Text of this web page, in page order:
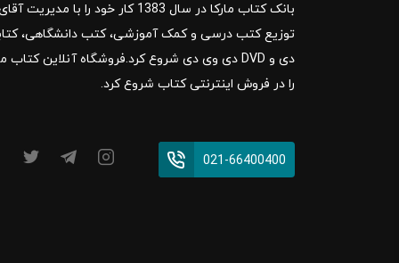
بانک کتاب مارکا در سال 1383 کار
را در فروش اینترنتی کتاب شروع کرد.
021-66400400